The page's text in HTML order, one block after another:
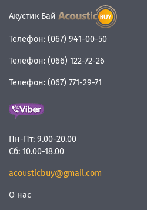
Акустик Бай
Телефон: (067) 941-00-50
Телефон: (066) 122-72-26
Телефон: (067) 771-29-71
Пн-Пт: 9.00-20.00
Сб: 10.00-18.00
acousticbuy@gmail.com
О нас